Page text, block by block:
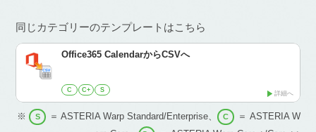
同じカテゴリーのテンプレートはこちら
Office365 CalendarからCSVへ
C C+ S 詳細へ
※ S ＝ ASTERIA Warp Standard/Enterprise、 C
＝ ASTERIA W